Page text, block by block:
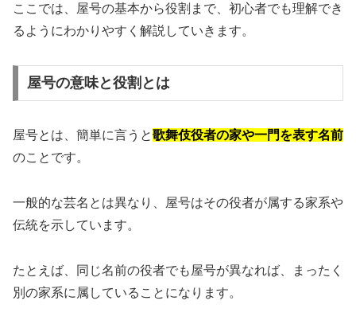
ここでは、屋号の基本から役割まで、初心者でも理解でき
るようにわかりやすく解説していきます。
屋号の意味と役割とは
屋号とは、簡単に言うと歌舞伎役者の家や一門を表す名前
のことです。
一般的な芸名とは異なり、屋号はその役者が属する家系や
伝統を示しています。
たとえば、同じ名前の役者でも屋号が異なれば、まったく
別の家系に属していることになります。